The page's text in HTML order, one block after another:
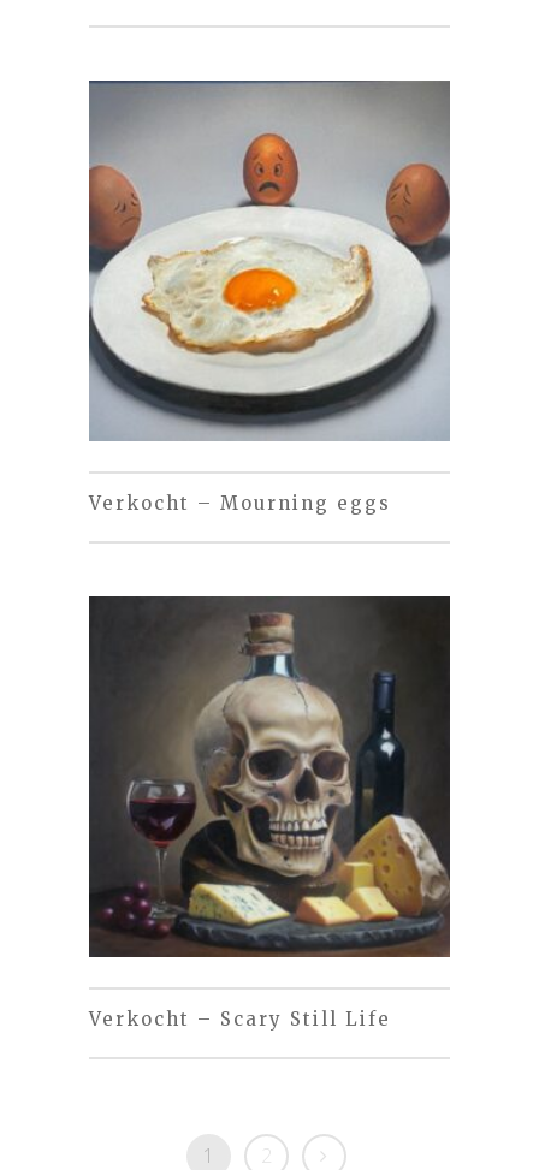
Verkocht – Mourning eggs
Verkocht – Scary Still Life
1 2